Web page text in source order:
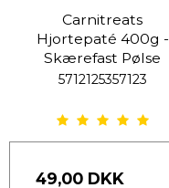
Carnitreats
Hjortepaté 400g -
Skærefast Pølse
5712125357123
49,00 DKK